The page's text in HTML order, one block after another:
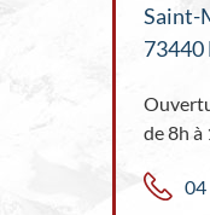
Saint-
73440
de 8h à
04